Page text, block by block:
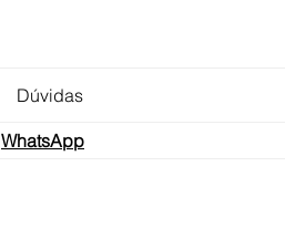
Dúvidas
WhatsApp